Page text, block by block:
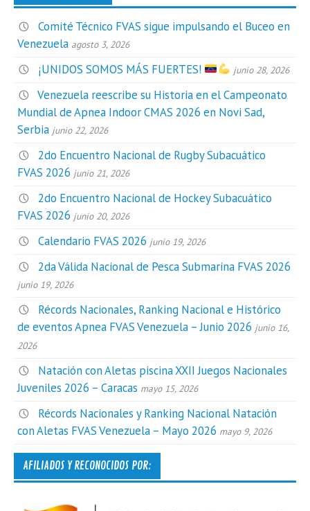
Comité Técnico FVAS sigue impulsando el Buceo en
Venezuela agosto 3, 2026
¡UNIDOS SOMOS MÁS FUERTES! junio 28, 2026
Venezuela reescribe su Historia en el Campeonato
Mundial de Apnea Indoor CMAS 2026 en Novi Sad,
Serbia junio 22, 2026
2do Encuentro Nacional de Rugby Subacuático
FVAS 2026 junio 21, 2026
2do Encuentro Nacional de Hockey Subacuático
FVAS 2026 junio 20, 2026
Calendario FVAS 2026 junio 19, 2026
2da Válida Nacional de Pesca Submarina FVAS 2026
junio 19, 2026
Récords Nacionales, Ranking Nacional e Histórico
de eventos Apnea FVAS Venezuela – Junio 2026 junio 16,
2026
Natación con Aletas piscina XXII Juegos Nacionales
Juveniles 2026 – Caracas mayo 15, 2026
Récords Nacionales y Ranking Nacional Natación
con Aletas FVAS Venezuela – Mayo 2026 mayo 9, 2026
AFILIADOS Y RECONOCIDOS POR: